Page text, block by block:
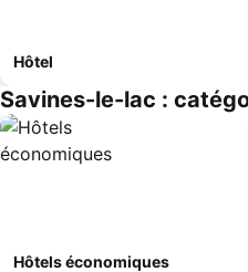
Hôtel
Savines-le-lac :
Hôtels économiques